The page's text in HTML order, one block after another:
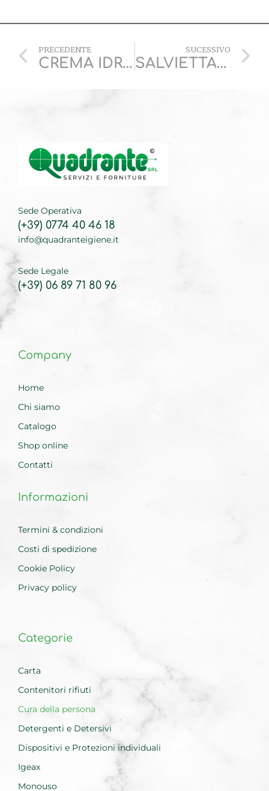
PRECEDENTE
CREMA IDRATANTE
SUCESSIVO
SALVIETTA MAXI SUPER
Sede Operativa
(+39) 0774 40 46 18
info@quadranteigiene.it
Sede Legale
(+39) 06 89 71 80 96
Company
Home
Chi siamo
Catalogo
Shop online
Contatti
Informazioni
Termini & condizioni
Costi di spedizione
Cookie Policy
Privacy policy
Categorie
Carta
Contenitori rifiuti
Cura della persona
Detergenti e Detersivi
Dispositivi e Protezioni individuali
Igeax
Monouso